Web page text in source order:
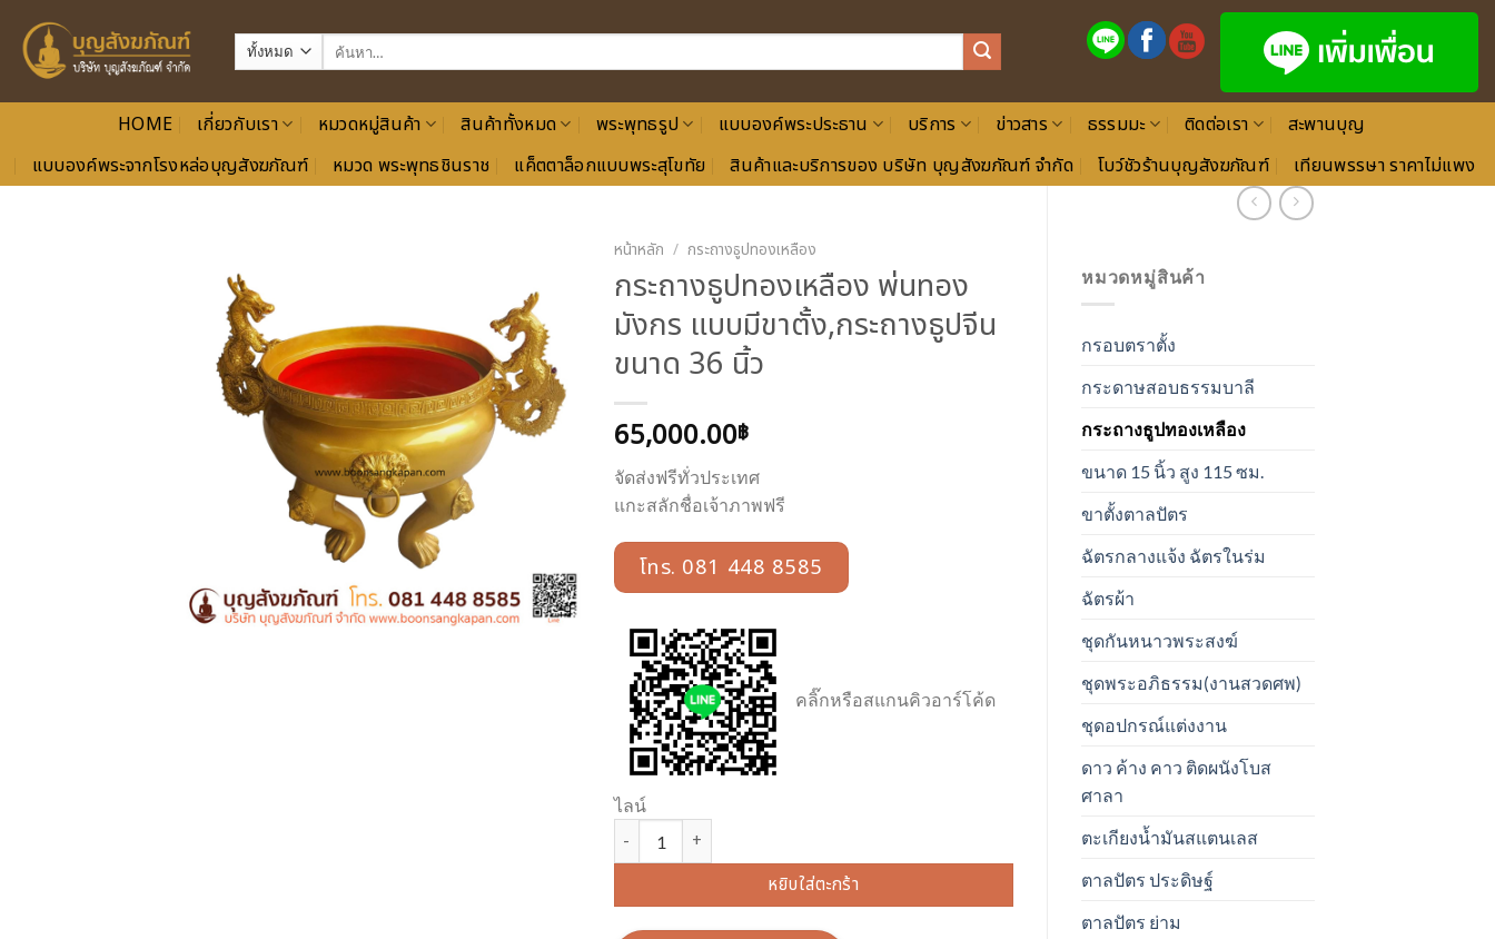
ค้นหา:
HOME เกี่ยวกับเรา หมวดหมู่สินค้า สินค้าทั้งหมด พระพุทธรูป แบบองค์พระประธาน บริการ ข่าวสาร ธรรมมะ ติดต่อเรา
สะพานบุญ
แบบองค์พระจากโรงหล่อบุญสังฆภัณฑ์
หมวด พระพุทธชินราช แค็ตตาล็อกแบบพระสุโขทัย สินค้าและบริการของ บริษัท บุญสังฆภัณฑ์ จำกัด โบว์ชัวร้านบุญสังฆภัณฑ์ เทียนพรรษา ราคาไม่แพง
หมวดหมู่สินค้า
กรอบตราตั้ง
กระดาษสอบธรรมบาลี
กระถางธูปทองเหลือง
ขนาด 15 นิ้ว สูง 115 ซม.
ขาตั้งตาลปัตร
ฉัตรกลางแจ้ง ฉัตรในร่ม
ฉัตรผ้า
ชุดกันหนาวพระสงฆ์
ชุดพระอภิธรรม(งานสวดศพ)
ชุดอปกรณ์แต่งงาน
ดาว ค้าง คาว ติดผนังโบส
ศาลา
ตะเกียงน้ำมันสแตนเลส
ตาลปัตร ประดิษฐ์
ตาลปัตร ย่าม
หน้าหลัก / กระถางธูปทองเหลือง
กระถางธูปทองเหลือง พ่นทอง
มังกร แบบมีขาตั้ง,กระถางธูปจีน
ขนาด 36 นิ้ว
65,000.00฿
จัดส่งฟรีทั่วประเทศ
แกะสลักชื่อเจ้าภาพฟรี
โทร. 081 448 8585
คลิ๊กหรือสแกนคิวอาร์โค้ด
ไลน์
จำนวน กระถางธูปทองเหลือง พ่นทอง มังกร แบบมีขาตั้ง,กระถางธูปจีน ขนาด 36 นิ้ว ชิ้น
หยิบใส่ตะกร้า